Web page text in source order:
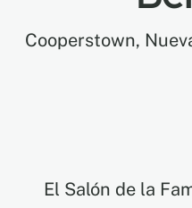
Galeria
Cooperstown,
El Salón de la